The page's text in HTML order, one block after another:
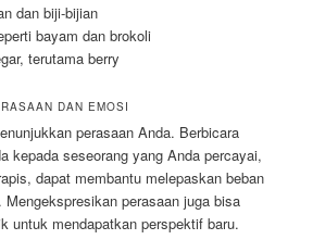
dan biji-bijian
bayam dan brokoli
terutama berry
DAN EMOSI
perasaan Anda. Berbicara
kepada seseorang yang Anda percayai,
dapat membantu melepaskan beban
perasaan juga bisa
untuk mendapatkan perspektif baru.